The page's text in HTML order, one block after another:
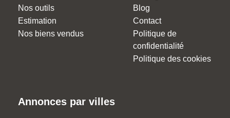
Nos outils
Estimation
Nos biens vendus
Blog
Contact
Politique de
confidentialité
Politique des cookies
Annonces par villes